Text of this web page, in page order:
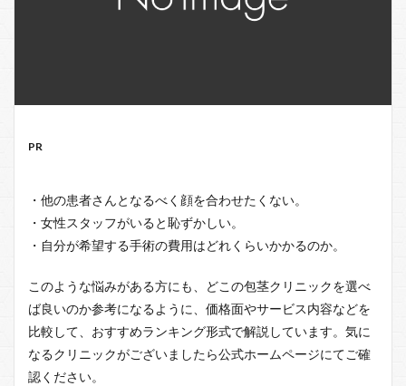
PR
・他の患者さんとなるべく顔を合わせたくない。
・女性スタッフがいると恥ずかしい。
・自分が希望する手術の費用はどれくらいかかるのか。
このような悩みがある方にも、どこの包茎クリニックを選べ
ば良いのか参考になるように、価格面やサービス内容などを
比較して、おすすめランキング形式で解説しています。気に
なるクリニックがございましたら公式ホームページにてご確
認ください。